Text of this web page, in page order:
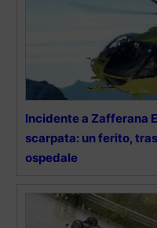
Incidente a Zafferana
scarpata: un ferito,
ospedale